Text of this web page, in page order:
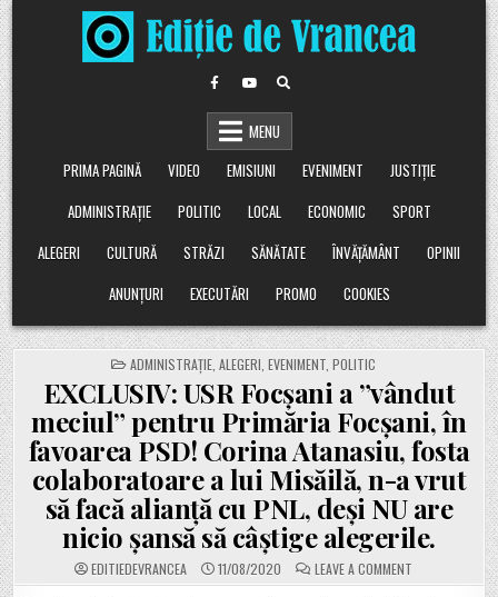
Skip
to
content
MENU
PRIMA PAGINĂ
VIDEO EMISIUNI EVENIMENT
JUSTIȚIE
ADMINISTRAȚIE
POLITIC LOCAL ECONOMIC
SPORT
ALEGERI
CULTURĂ STRĂZI SĂNĂTATE ÎNVĂȚĂMÂNT
OPINII
ANUNȚURI
EXECUTĂRI PROMO COOKIES
POSTED
IN
ADMINISTRAȚIE ALEGERI EVENIMENT POLITIC
EXCLUSIV: USR Focșani a ”vândut
meciul” pentru Primăria Focșani, în
favoarea PSD! Corina Atanasiu, fosta
colaboratoare a lui Misăilă, n-a vrut
să facă alianță cu PNL, deși NU are
nicio șansă să câștige alegerile.
EDITIEDEVRANCEA 11/08/2020 LEAVE A COMMENT
EXCLUSIV: